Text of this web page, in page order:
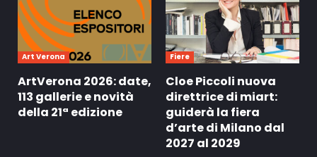
Art Verona
ArtVerona 2026: date,
113 gallerie e novità
della 21ª edizione
Fiere
Cloe Piccoli nuova
direttrice di miart:
guiderà la fiera
d’arte di Milano dal
2027 al 2029